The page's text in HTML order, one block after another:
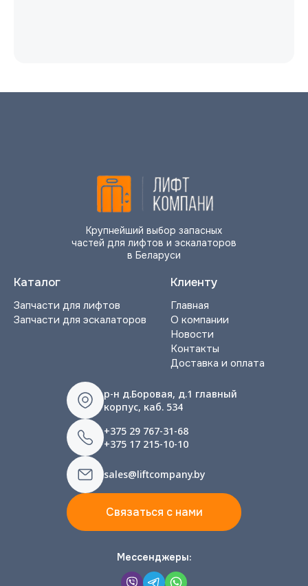
Крупнейший выбор запасных
частей для лифтов и эскалаторов
в Беларуси
Каталог
Запчасти для лифтов
Запчасти для эскалаторов
Клиенту
Главная
О компании
Новости
Контакты
Доставка и оплата
р-н д.Боровая, д.1 главный
корпус, каб. 534
+375 29 767-31-68
+375 17 215-10-10
sales@liftcompany.by
Связаться с нами
Мессенджеры: